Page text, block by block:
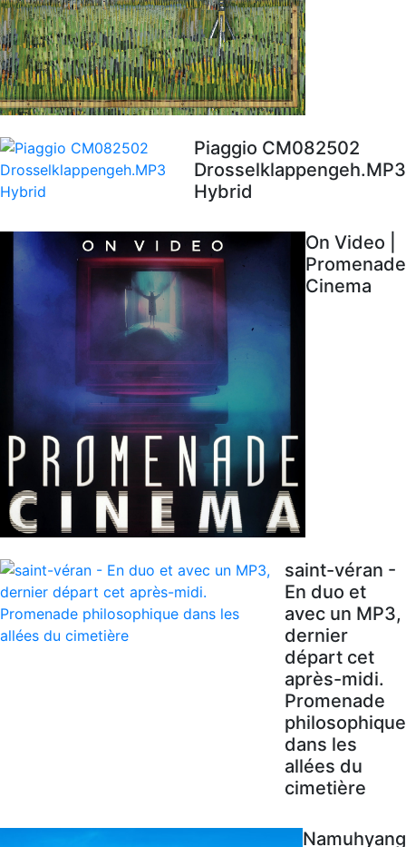
Piaggio CM082502
Drosselklappengeh.MP3
Hybrid
On Video |
Promenade
Cinema
saint-véran -
En duo et
avec un MP3,
dernier
départ cet
après-midi.
Promenade
philosophique
dans les
allées du
cimetière
Namuhyang